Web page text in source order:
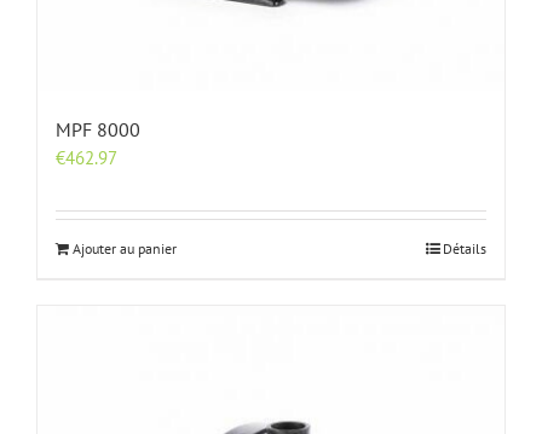
MPF 8000
€462.97
Ajouter au panier Détails